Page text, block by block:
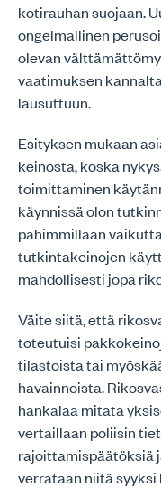
kotirauhan suojaan.
ongelmallinen
olevan
vaatimuksen
lausuttuun.
Esityksen mukaan
keinosta, koska
toimittaminen
käynnissä olon
pahimmillaan
tutkintakeinojen
mahdollisesti jopa
Väite siitä, että
toteutuisi
tilastoista tai
havainnoista.
hankalaa mitata
vertaillaan poliisin
rajoittamispäätöksiä
verrataan niitä syyksi